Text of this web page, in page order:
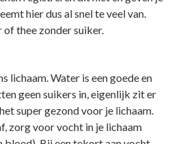
hier dus al snel te veel van.
thee zonder suiker.
lichaam. Water is een goede en
geen suikers in, eigenlijk zit er
super gezond voor je lichaam.
zorg voor vocht in je lichaam